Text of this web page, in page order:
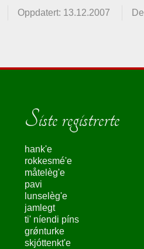
Oppdatert: 13.12.2007 Del
Siste registrerte
hank'e
rokkesmé'e
måtelèg'e
pavi
lunselèg'e
jamlegt
ti' níendi píns
grǿnturke
skjóttenkt'e